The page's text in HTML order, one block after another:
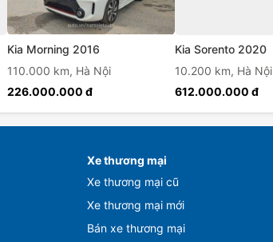
Kia Morning 2016
110.000 km, Hà Nội
226.000.000 đ
Kia Sorento 2020
10.200 km, Hà Nội
612.000.000 đ
Xe thương mại
Xe thương mại cũ
Xe thương mại mới
Bán xe thương mại